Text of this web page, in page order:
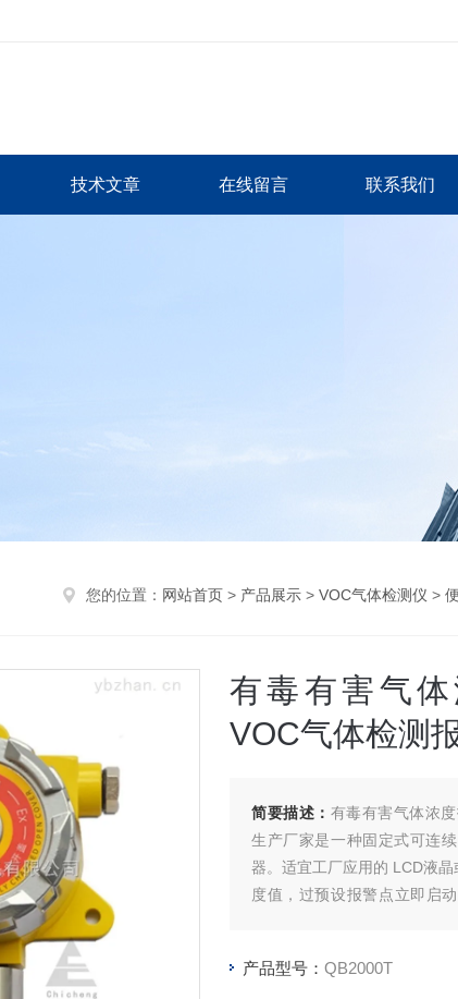
技术文章 在线留言 联系我们
您的位置： 网站首页 > 产品展示 > VOC气体检测仪 >
有毒有害气
VOC气体检测
简要描述： 有毒有害气体浓
生产厂家是一种固定式可连
器。适宜工厂应用的 LCD液
度值，过预设报警点立即启
能，，整机性
产品型号： QB2000T